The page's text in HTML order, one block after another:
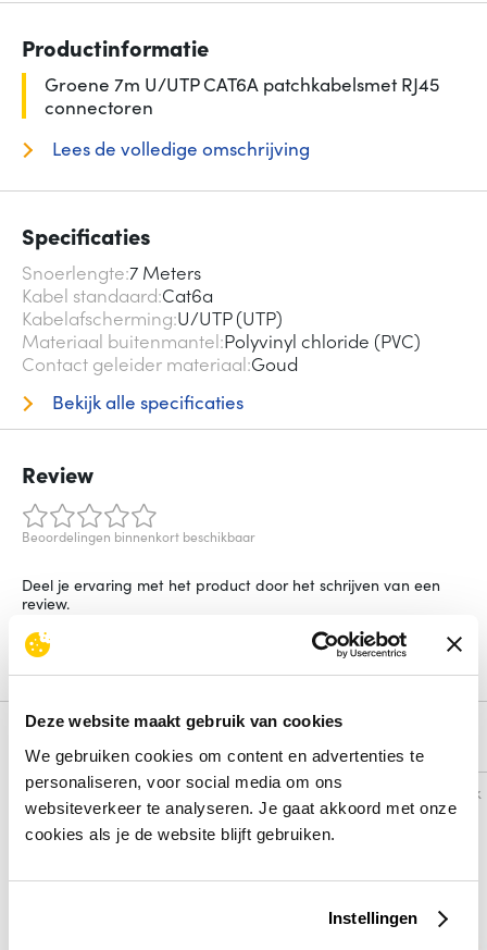
Deze website maakt gebruik van cookies
We gebruiken cookies om content en advertenties te
personaliseren, voor social media om ons
websiteverkeer te analyseren. Je gaat akkoord met onze
cookies als je de website blijft gebruiken.
Instellingen
Productinformatie
Groene 7m U/UTP CAT6A patchkabelsmet RJ45
connectoren
Lees de volledige omschrijving
Specificaties
Snoerlengte 7 Meters
Kabel standaard Cat6a
Kabelafscherming U/UTP (UTP)
Materiaal buitenmantel Polyvinyl chloride (PVC)
Contact geleider materiaal Goud
Bekijk alle specificaties
Review
Beoordelingen binnenkort beschikbaar
Deel je ervaring met het product door het schrijven van een
review.
Schrijf een review
Alternatieven
Vergelijk Vergelijk